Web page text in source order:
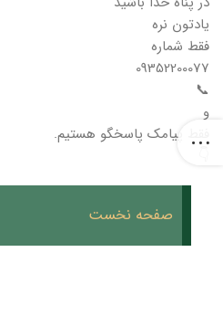
یادتون نره
فقط شماره
09352200077
📞
و
فقط پیامک پاسخگو هستیم.
صفحه نخست